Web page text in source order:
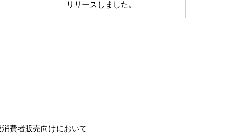
リリースしました。
費者販売向けにおいて